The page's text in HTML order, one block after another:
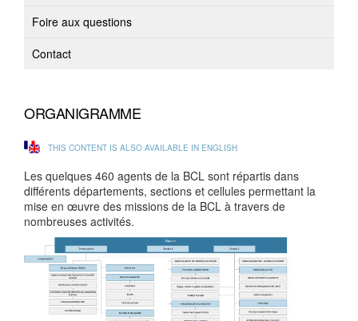
Foire aux questions
Contact
ORGANIGRAMME
THIS CONTENT IS ALSO AVAILABLE IN ENGLISH
Les quelques 460 agents de la BCL sont répartis dans
différents départements, sections et cellules permettant la
mise en œuvre des missions de la BCL à travers de
nombreuses activités.